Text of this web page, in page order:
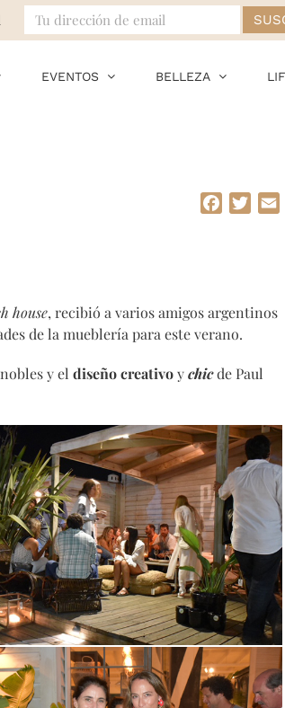
EVENTOS BELLEZA
Facebook
house, recibió a varios amigos argentinos
de la mueblería para este verano.
y el diseño creativoychicde Paul